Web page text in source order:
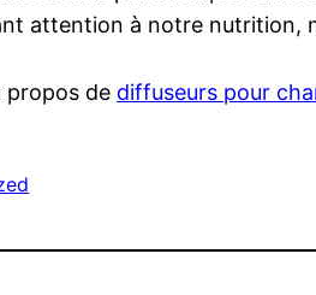
attention à notre nutrition,
propos de diffuseurs pour